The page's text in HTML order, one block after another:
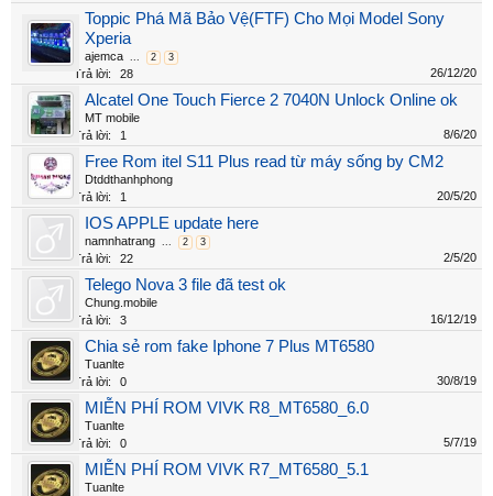
Toppic Phá Mã Bảo Vệ(FTF) Cho Mọi Model Sony
Xperia
ajemca ... 2 3
Trả lời: 28 26/12/20
Alcatel One Touch Fierce 2 7040N Unlock Online ok
MT mobile
Trả lời:
1 8/6/20
Free Rom itel S11 Plus read từ máy sống by CM2
Dtddthanhphong
Trả lời:
1 20/5/20
IOS APPLE update here
namnhatrang ... 2 3
Trả lời: 22 2/5/20
Telego Nova 3 file đã test ok
Chung.mobile
Trả lời:
3 16/12/19
Chia sẻ rom fake Iphone 7 Plus MT6580
Tuanlte
Trả lời:
0 30/8/19
MIỄN PHÍ ROM VIVK R8_MT6580_6.0
Tuanlte
Trả lời:
0 5/7/19
MIỄN PHÍ ROM VIVK R7_MT6580_5.1
Tuanlte